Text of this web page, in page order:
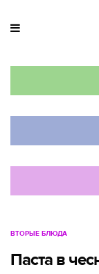
ВТОРЫЕ БЛЮДА
Паста в